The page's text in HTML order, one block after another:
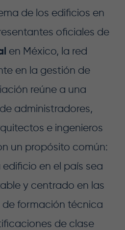
de los edificios en
oficiales de
en México, la red
en la gestión de
reúne a una
administradores,
e ingenieros
un propósito común:
en el país sea
y centrado en las
de formación técnica
de clase